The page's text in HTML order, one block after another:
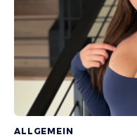
ALLGEMEIN